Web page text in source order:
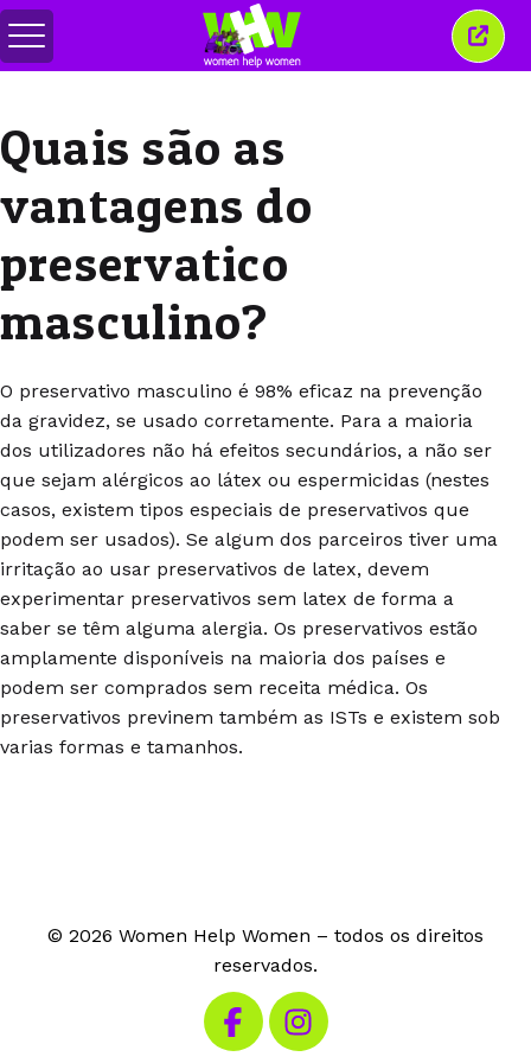
Alternar
menu
esta
Quais são as
vantagens do
preservatico
masculino?
O preservativo masculino é 98% eficaz na prevenção
da gravidez, se usado corretamente. Para a maioria
dos utilizadores não há efeitos secundários, a não ser
que sejam alérgicos ao látex ou espermicidas (nestes
casos, existem tipos especiais de preservativos que
podem ser usados). Se algum dos parceiros tiver uma
irritação ao usar preservativos de latex, devem
experimentar preservativos sem latex de forma a
saber se têm alguma alergia. Os preservativos estão
amplamente disponíveis na maioria dos países e
podem ser comprados sem receita médica. Os
preservativos previnem também as ISTs e existem sob
varias formas e tamanhos.
© 2026 Women Help Women – todos os direitos
reservados.
Visita o nosso Facebook
Visita o nosso Instagram